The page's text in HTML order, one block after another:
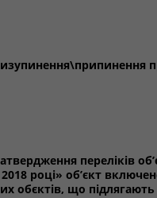
переліків
році» об’єкт
обєктів, що підлягають